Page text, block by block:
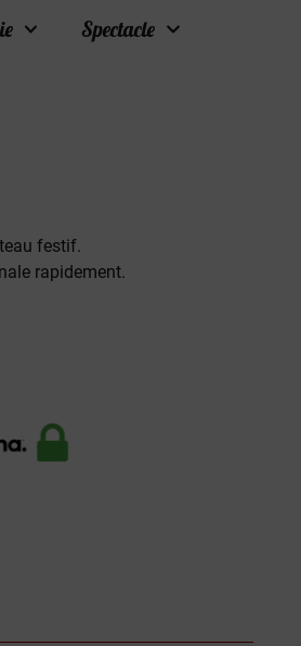
Spectacle
festif.
rapidement.